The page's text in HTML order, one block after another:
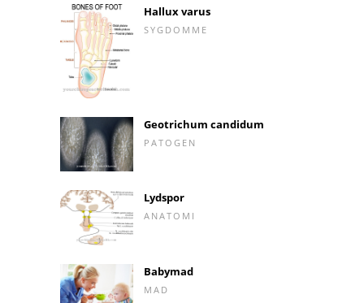
Hallux varus
SYGDOMME
Geotrichum candidum
PATOGEN
Lydspor
ANATOMI
Babymad
MAD